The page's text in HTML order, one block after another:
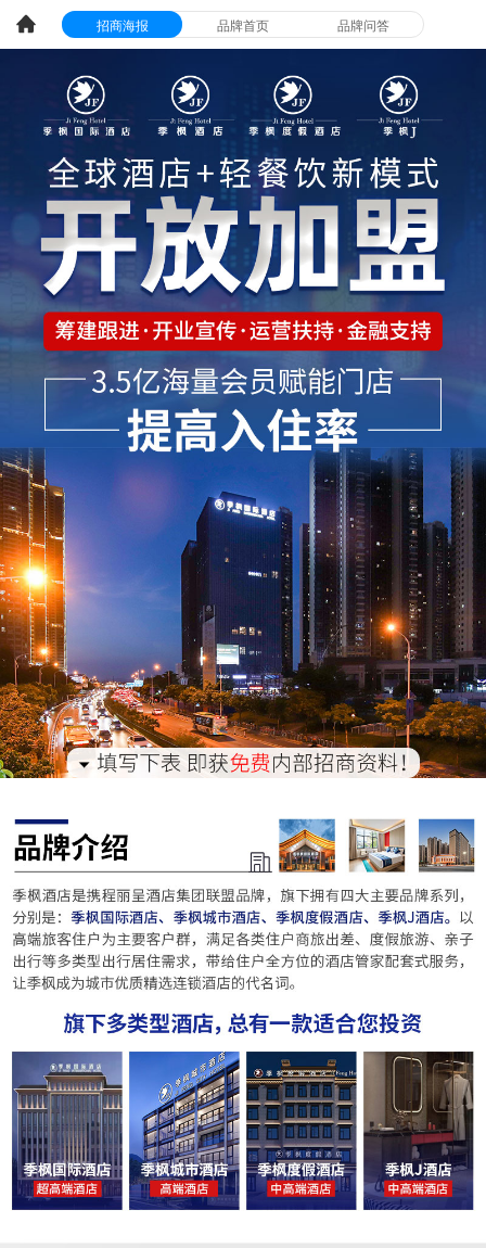
招商海报 品牌首页 品牌问答